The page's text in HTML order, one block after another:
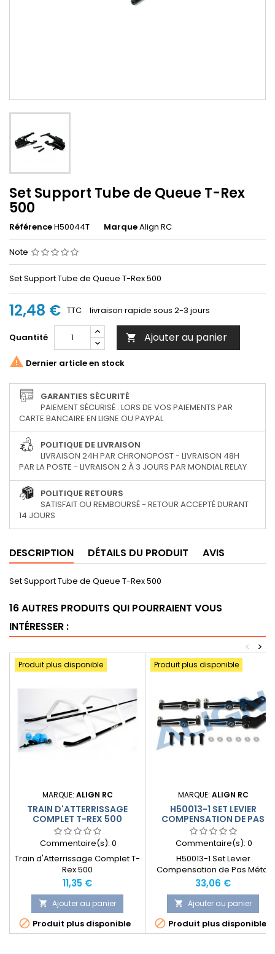
Set Support Tube de Queue T-Rex
500
RéférenceH50044T MarqueAlign RC
Note
Set Support Tube de Queue T-Rex 500
12,48 € TTC livraison rapide sous 2-3 jours
Quantité  Ajouter au panier
 Dernier article en stock
GARANTIES SÉCURITÉ
PAIEMENT SÉCURISÉ : LORS DE VOS PAIEMENTS PAR
CARTE BANCAIRE EN LIGNE OU PAYPAL
POLITIQUE DE LIVRAISON
LIVRAISON 24H PAR CHRONOPOST - LIVRAISON 48H
PAR LA POSTE - LIVRAISON 2 À 3 JOURS PAR MONDIAL RELAY
POLITIQUE RETOURS
SATISFAIT OU REMBOURSÉ - RETOUR ACCEPTÉ DURANT
14 JOURS
DESCRIPTION DÉTAILS DU PRODUIT AVIS
Set Support Tube de Queue T-Rex 500
16 AUTRES PRODUITS QUI POURRAIENT VOUS
INTÉRESSER :
>
<
Produit plus disponible
MARQUE: ALIGN RC
TRAIN D'ATTERRISSAGE
COMPLET T-REX 500
Commentaire(s): 0
Train d'Atterrissage Complet T-
Rex 500
Prix
11,35 €
 Ajouter au panier
 Produit plus disponible
Produit plus disponible
MARQUE: ALIGN RC
H50013-1 SET LEVIER
COMPENSATION DE PAS
MÉTAL T-REX 500
Commentaire(s): 0
H50013-1 Set Levier
Compensation de Pas Métal
Prix
33,06 €
 Ajouter au panier
 Produit plus disponible